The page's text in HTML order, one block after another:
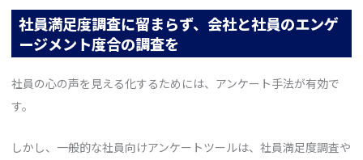
社員満足度調査に留まらず、会社と社員のエンゲ
ージメント度合の調査を
社員の心の声を見える化するためには、アンケート手法が有効で
す。
しかし、一般的な社員向けアンケートツールは、社員満足度調査や